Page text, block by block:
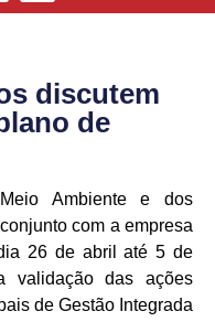
discutem
de
Ambiente e dos
com a empresa
26 de abril até 5 de
validação das ações
de Gestão Integrada